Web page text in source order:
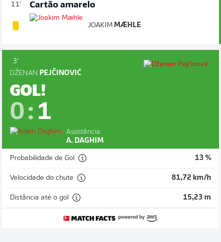
11' Cartão amarelo
JOAKIM MÆHLE
3'
DŽENAN PEJČINOVIĆ
GOL!
0 : 1
Assistência:
A. DAGHIM
Probabilidade de Gol 13 %
Velocidade do chute 81,72 km/h
Distância até o gol 15,23 m